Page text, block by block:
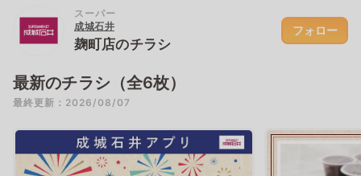
スーパー
成城石井
麹町店のチラシ
フォロー
最新のチラシ（全6枚）
最終更新：2026/08/07